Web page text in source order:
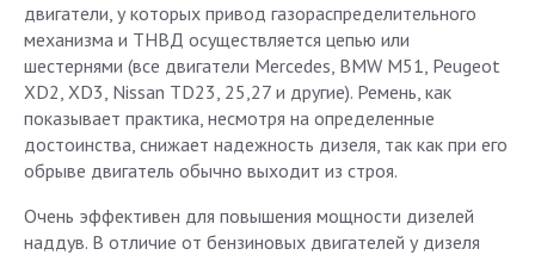
двигатели, у которых привод газораспределительного
механизма и ТНВД осуществляется цепью или
шестернями (все двигатели Mercedes, BMW M51, Peugeot
XD2, XD3, Nissan TD23, 25,27 и другие). Ремень, как
показывает практика, несмотря на определенные
достоинства, снижает надежность дизеля, так как при его
обрыве двигатель обычно выходит из строя.
Очень эффективен для повышения мощности дизелей
наддув. В отличие от бензиновых двигателей у дизеля